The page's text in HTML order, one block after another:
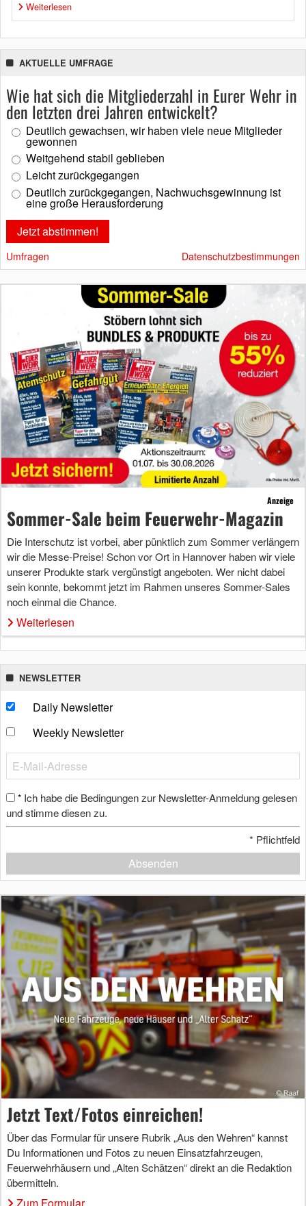
Weiterlesen
AKTUELLE UMFRAGE
Wie hat sich die Mitgliederzahl in Eurer Wehr in
den letzten drei Jahren entwickelt?
Deutlich gewachsen, wir haben viele neue Mitglieder
gewonnen
Weitgehend stabil geblieben
Leicht zurückgegangen
Deutlich zurückgegangen, Nachwuchsgewinnung ist
eine große Herausforderung
Umfragen Datenschutzbestimmungen
Anzeige
Sommer-Sale beim Feuerwehr-Magazin
Die Interschutz ist vorbei, aber pünktlich zum Sommer verlängern
wir die Messe-Preise! Schon vor Ort in Hannover haben wir viele
unserer Produkte stark vergünstigt angeboten. Wer nicht dabei
sein konnte, bekommt jetzt im Rahmen unseres Sommer-Sales
noch einmal die Chance.
Weiterlesen
NEWSLETTER
Daily Newsletter
Weekly Newsletter
* Ich habe die Bedingungen zur Newsletter-Anmeldung gelesen
und stimme diesen zu.
* Pflichtfeld
Absenden
Jetzt Text/Fotos einreichen!
Über das Formular für unsere Rubrik „Aus den Wehren“ kannst
Du Informationen und Fotos zu neuen Einsatzfahrzeugen,
Feuerwehrhäusern und „Alten Schätzen“ direkt an die Redaktion
übermitteln.